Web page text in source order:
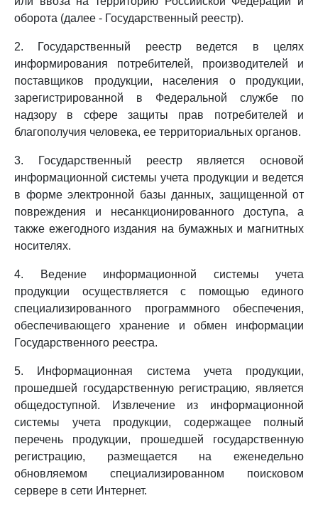
оборота (далее - Государственный реестр).
2. Государственный реестр ведется в целях
информирования потребителей, производителей и
поставщиков продукции, населения о продукции,
зарегистрированной в Федеральной службе по
надзору в сфере защиты прав потребителей и
благополучия человека, ее территориальных органов.
3. Государственный реестр является основой
информационной системы учета продукции и ведется
в форме электронной базы данных, защищенной от
повреждения и несанкционированного доступа, а
также ежегодного издания на бумажных и магнитных
носителях.
4. Ведение информационной системы учета
продукции осуществляется с помощью единого
специализированного программного обеспечения,
обеспечивающего хранение и обмен информации
Государственного реестра.
5. Информационная система учета продукции,
прошедшей государственную регистрацию, является
общедоступной. Извлечение из информационной
системы учета продукции, содержащее полный
перечень продукции, прошедшей государственную
регистрацию, размещается на еженедельно
обновляемом специализированном поисковом
сервере в сети Интернет.